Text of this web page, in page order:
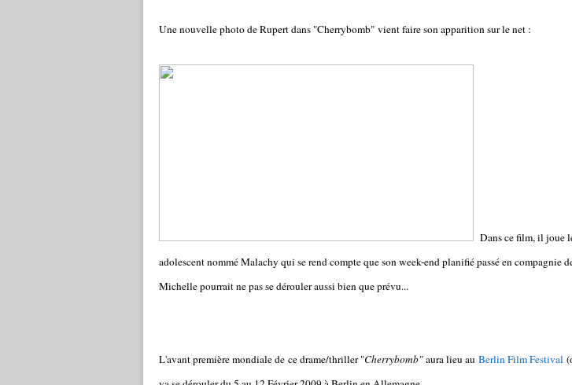
Une nouvelle photo de Rupert dans "Cherrybomb" vient faire son apparition sur le net :
Dans ce film, il joue
adolescent nommé Malachy qui se rend compte que son week-end planifié passé en compagnie
Michelle pourrait ne pas se dérouler aussi bien que prévu...
L'avant première mondiale de ce drame/thriller "Cherrybomb"aura lieu au Berlin Film Festival